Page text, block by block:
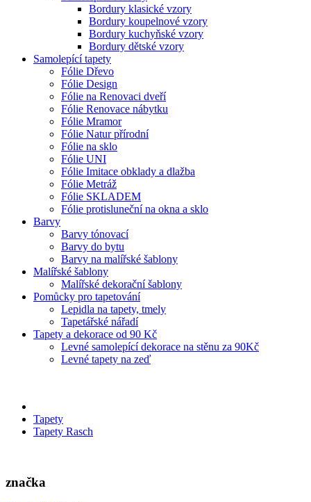
Bordury klasické vzory
Bordury koupelnové vzory
Bordury kuchyňské vzory
Bordury dětské vzory
Samolepící tapety
Fólie Dřevo
Fólie Design
Fólie na Renovaci dveří
Fólie Renovace nábytku
Fólie Mramor
Fólie Natur přírodní
Fólie na sklo
Fólie UNI
Fólie Imitace obklady a dlažba
Fólie Metráž
Fólie SKLADEM
Fólie protisluneční na okna a sklo
Barvy
Barvy tónovací
Barvy do bytu
Barvy na malířské šablony
Malířské šablony
Malířské dekorační šablony
Pomůcky pro tapetování
Lepidla na tapety, tmely
Tapetářské nářadí
Tapety a dekorace od 90 Kč
Levné samolepící dekorace na stěnu za 90Kč
Levné tapety na zeď
Tapety
Tapety Rasch
značka